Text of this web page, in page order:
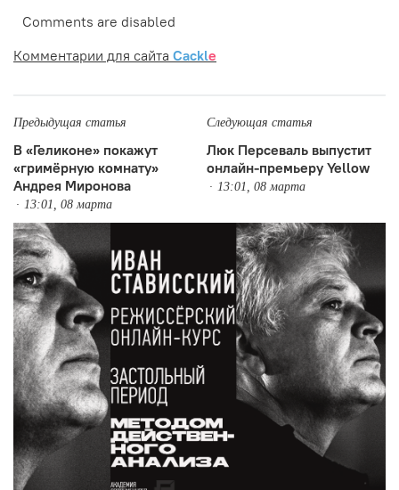
Comments are disabled
Комментарии для сайта Cackle
Предыдущая статья
В «Геликоне» покажут
«гримёрную комнату»
Андрея Миронова
13:01, 08 марта
Следующая статья
Люк Персеваль выпустит
онлайн-премьеру Yellow
13:01, 08 марта